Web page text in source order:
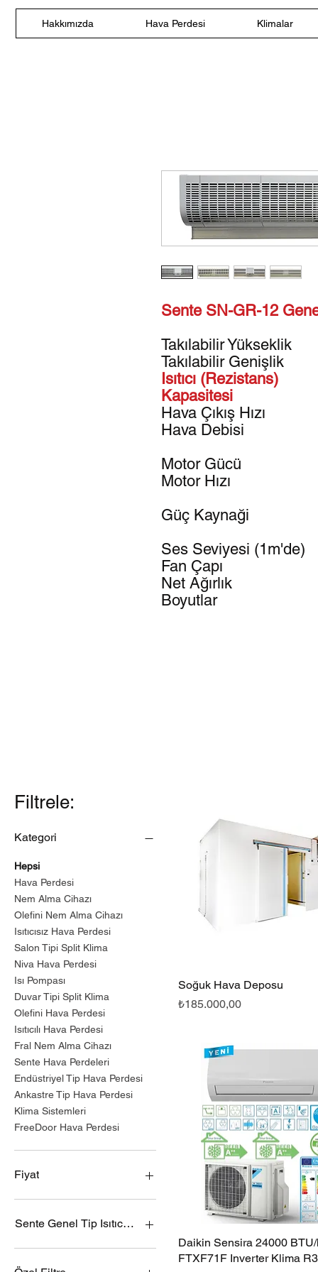
Hakkımızda Hava Perdesi Klimalar
Sente SN-GR-12
Takılabilir Yükseklik
Takılabilir Genişlik
Isıtıcı (Rezistans)
Kapasitesi
Hava Çıkış Hızı
Hava Debisi
Motor Gücü
Motor Hızı
Güç Kaynaği
Ses Seviyesi (1m'de)
Fan Çapı
Net Ağırlık
Boyutlar
Filtrele:
Kategori
Hepsi
Hava Perdesi
Nem Alma Cihazı
Olefini Nem Alma Cihazı
Isıtıcısız Hava Perdesi
Salon Tipi Split Klima
Niva Hava Perdesi
Isı Pompası
Duvar Tipi Split Klima
Olefini Hava Perdesi
Isıtıcılı Hava Perdesi
Fral Nem Alma Cihazı
Sente Hava Perdeleri
Endüstriyel Tip Hava Perdesi
Ankastre Tip Hava Perdesi
Klima Sistemleri
FreeDoor Hava Perdesi
Fiyat
Sente Genel Tip Isıtıcılı Hava Perdesi Modelleri
Sente SN-GR-10 Genel Tip
Isıtıcılı Hava Perdesi
Hızlı Bakış
Soğuk Hava Deposu
Fiyat
₺185.000,00
Hızlı Bakış
Daikin Sensira 24000 BTU/
FTXF71F Inverter Klima